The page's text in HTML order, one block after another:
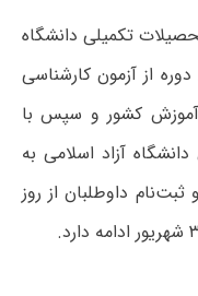
تکمیلی دانشگاه
از آزمون کارشناسی
کشور و سپس با
آزاد اسلامی به
داوطلبان از روز